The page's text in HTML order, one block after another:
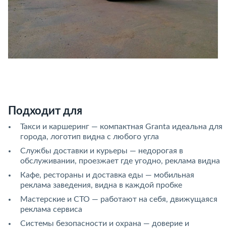
Подходит для
Такси и каршеринг — компактная Granta идеальна для
города, логотип видна с любого угла
Службы доставки и курьеры — недорогая в
обслуживании, проезжает где угодно, реклама видна
Кафе, рестораны и доставка еды — мобильная
реклама заведения, видна в каждой пробке
Мастерские и СТО — работают на себя, движущаяся
реклама сервиса
Системы безопасности и охрана — доверие и